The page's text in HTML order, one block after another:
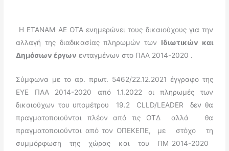
Η ΕΤΑΝΑΜ ΑΕ ΟΤΑ ενημερώνει τους δικαιούχους για την
αλλαγή της διαδικασίας πληρωμών των Ιδιωτικών και
Δημόσιων έργων ενταγμένων στο ΠΑΑ 2014-2020 .
Σύμφωνα με το αρ. πρωτ. 5462/22.12.2021 έγγραφο της
ΕΥΕ ΠΑΑ 2014-2020 από 1.1.2022 οι πληρωμές των
δικαιούχων του υπομέτρου
19.2 CLLD/LEADER
δεν θα
πραγματοποιούνται πλέον από τις ΟΤΔ
αλλά
θα
πραγματοποιούνται από τον ΟΠΕΚΕΠΕ,
με στόχο
τη
συμμόρφωση
της χώρας και του
ΠΜ 2014-2020